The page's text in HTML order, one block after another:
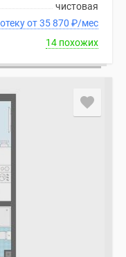
чистовая
В ипотеку от 35 870 ₽/мес
14 похожих